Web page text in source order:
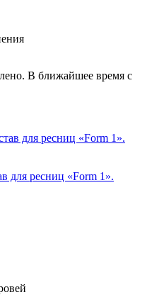
В ближайшее время с
для ресниц «Form 1».